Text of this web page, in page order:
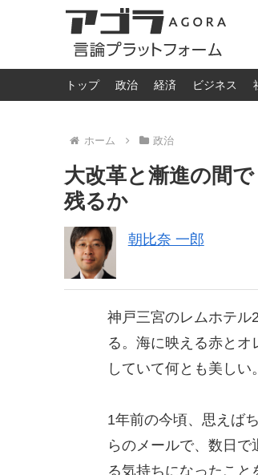
トップ 政治 経済 ビジネス
ホーム 政治
大改革と漸進の間
残るか
朝比奈 一郎
神戸三宮のレムホテル
る。海に映える赤と
していて何とも美しい。
1年前の今頃、思えば
らのメールで、数日
る気持ちになったこと